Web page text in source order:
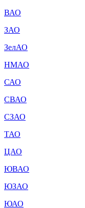
ВАО
ЗАО
ЗелАО
НМАО
САО
СВАО
СЗАО
ТАО
ЦАО
ЮВАО
ЮЗАО
ЮАО